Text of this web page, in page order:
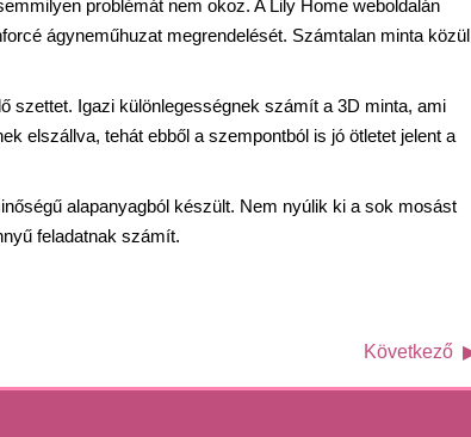
problémát nem okoz. A Lily Home weboldalán
ágyneműhuzat megrendelését. Számtalan minta közül
szettet. Igazi különlegességnek számít a 3D minta, ami
elszállva, tehát ebből a szempontból is jó ötletet jelent a
alapanyagból készült. Nem nyúlik ki a sok mosást
feladatnak számít.
Következő